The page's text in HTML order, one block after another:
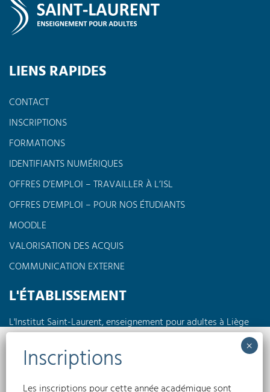
Nous utilisons des cookies pour optimiser notre site web et notre service.
Accepter
LIENS RAPIDES
CONTACT
INSCRIPTIONS
FORMATIONS
IDENTIFIANTS NUMÉRIQUES
OFFRES D’EMPLOI – TRAVAILLER À L’ISL
OFFRES D’EMPLOI – POUR NOS ÉTUDIANTS
MOODLE
VALORISATION DES ACQUIS
COMMUNICATION EXTERNE
L'ÉTABLISSEMENT
L'Institut Saint-Laurent, enseignement pour adultes à Liège
propose des formations à horaires réduits en journée, en
soirée ou encore le week-end dans différents domaines tels
que l'électricité, la pédagogie, l'informatique, les langues,
l'électromécanique...